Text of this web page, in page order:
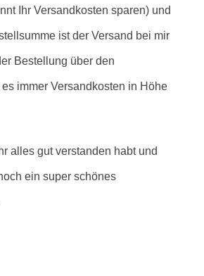
Ihr Versandkosten sparen) und
ist der Versand bei mir
Bestellung über den
immer Versandkosten in Höhe
alles gut verstanden habt und
ein super schönes